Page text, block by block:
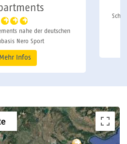
nahe der deutschen
Nero Sport
Mehr Infos